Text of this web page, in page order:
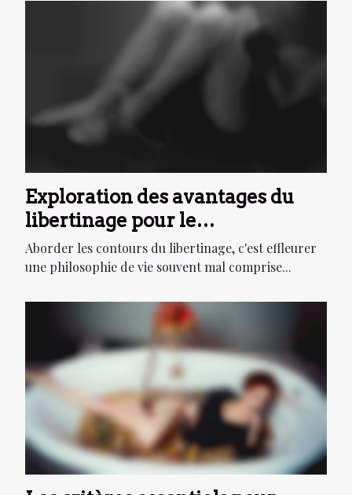
Exploration des avantages du
libertinage pour le
développement personnel
Aborder les contours du libertinage, c'est effleurer
une philosophie de vie souvent mal comprise...